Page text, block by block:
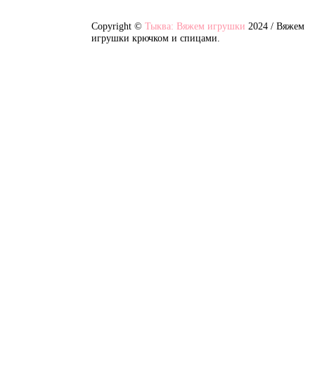
Copyright © Тыква: Вяжем игрушки 2024 / Вяжем
игрушки крючком и спицами.